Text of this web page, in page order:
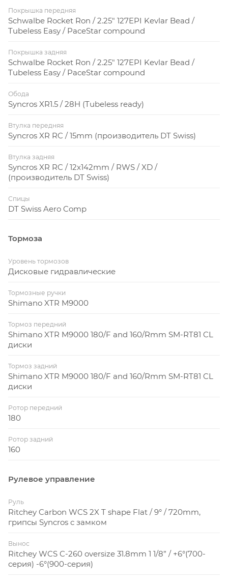
Покрышка передняя
Schwalbe Rocket Ron / 2.25" 127EPI Kevlar Bead /
Tubeless Easy / PaceStar compound
Покрышка задняя
Schwalbe Rocket Ron / 2.25" 127EPI Kevlar Bead /
Tubeless Easy / PaceStar compound
Обода
Syncros XR1.5 / 28H (Tubeless ready)
Втулка передняя
Syncros XR RC / 15mm (производитель DT Swiss)
Втулка задняя
Syncros XR RC / 12x142mm / RWS / XD /
(производитель DT Swiss)
Спицы
DT Swiss Aero Comp
Тормоза
Уровень тормозов
Дисковые гидравлические
Тормозные ручки
Shimano XTR M9000
Тормоз передний
Shimano XTR M9000 180/F and 160/Rmm SM-RT81 CL
диски
Тормоз задний
Shimano XTR M9000 180/F and 160/Rmm SM-RT81 CL
диски
Ротор передний
180
Ротор задний
160
Рулевое управление
Руль
Ritchey Carbon WCS 2X T shape Flat / 9° / 720mm,
грипсы Syncros с замком
Вынос
Ritchey WCS C-260 oversize 31.8mm 1 1/8” / +6°(700-
серия) -6°(900-серия)